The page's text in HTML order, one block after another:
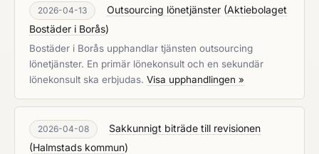
2026-04-13 Outsourcing lönetjänster (Aktiebolaget
Bostäder i Borås)
Bostäder i Borås upphandlar tjänsten outsourcing
lönetjänster. En primär lönekonsult och en sekundär
lönekonsult ska erbjudas. Visa upphandlingen »
2026-04-08
Sakkunnigt biträde till revisionen
(Halmstads kommun)